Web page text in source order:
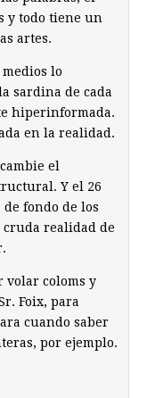
y todo tiene un
artes.
lo
sardina de cada
hiperinformada.
en la realidad.
el
Y el 26
fondo de los
realidad de
volar coloms y
Foix, para
cuando saber
por ejemplo.